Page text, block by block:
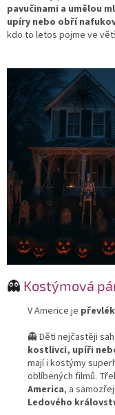
pavučinami a umělou
upíry nebo obří
kdo to letos pojme ve
👻 Kostýmová
V Americe je
👻 Děti nejčastěji
kostlivci, upíři
mají i kostýmy
oblíbených filmů.
America, a
Ledového